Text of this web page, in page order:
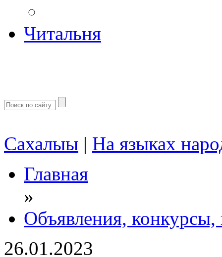
Читальня
Сахалыы | На языках
Главная
»
Объявления, конкурсы,
26.01.2023